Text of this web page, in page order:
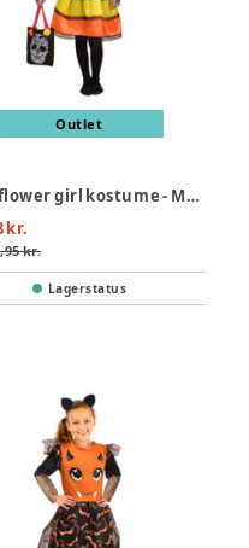
Outlet
Skull flower girl kostume - MULTI
kr.
kr.
Lagerstatus